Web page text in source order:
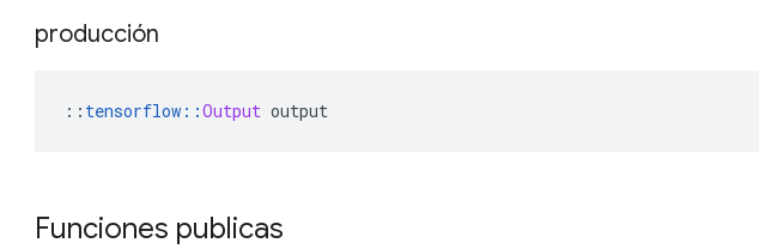
producción
:: tensorflow ::Output output
Funciones publicas